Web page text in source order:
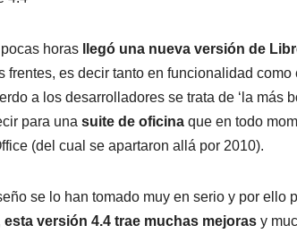
horas llegó una nueva versión de
frentes, es decir tanto en funcionalidad
a los desarrolladores se trata de ‘la más
para una suite de oficina que en todo
(del cual se apartaron allá por 2010).
se lo han tomado muy en serio y por
esta versión 4.4 trae muchas mejoras y